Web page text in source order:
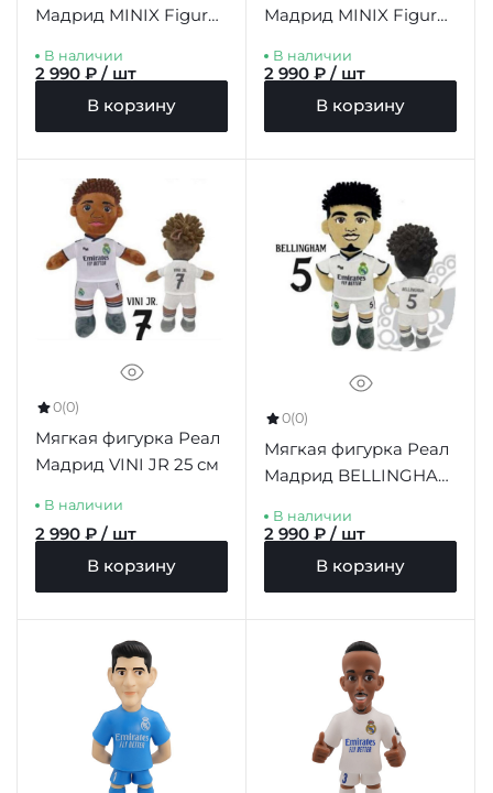
Мадрид MINIX Figure
В наличии
2 990 ₽ / шт
В корзину
Мадрид MINIX Figure
В наличии
2 990 ₽ / шт
В корзину
0(0)
Мягкая фигурка Реал
Мадрид VINI JR 25 см
В наличии
2 990 ₽ / шт
В корзину
0(0)
Мягкая фигурка Реал
Мадрид BELLINGHAM
В наличии
2 990 ₽ / шт
В корзину